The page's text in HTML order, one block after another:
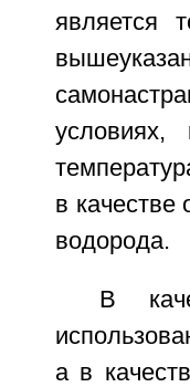
является
в качестве
водорода.
В
а в